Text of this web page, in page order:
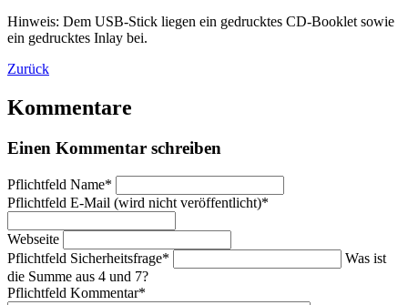
Hinweis: Dem USB-Stick liegen ein gedrucktes CD-Booklet sowie
ein gedrucktes Inlay bei.
Zurück
Kommentare
Einen Kommentar schreiben
Pflichtfeld Name*
Pflichtfeld E-Mail (wird nicht veröffentlicht)*
Webseite
Pflichtfeld Sicherheitsfrage*
Was ist
die Summe aus 4 und 7?
Pflichtfeld Kommentar*